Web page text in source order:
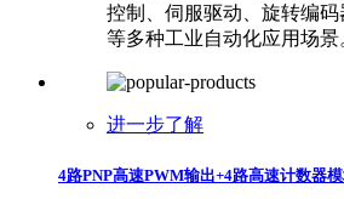
控制、伺服驱动、旋转编
等多种工业自动化应用场景
进一步了解
4路PNP高速PWM输出+4路高速计数器